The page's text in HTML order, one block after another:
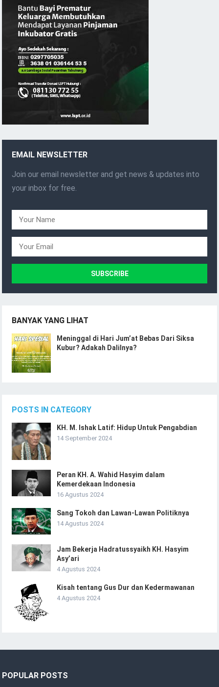
EMAIL NEWSLETTER
Join our email newsletter and get news & updates into
your inbox for free.
BANYAK YANG LIHAT
Meninggal di Hari Jum’at Bebas Dari Siksa
Kubur? Adakah Dalilnya?
POSTS IN CATEGORY
KH. M. Ishak Latif: Hidup Untuk Pengabdian
14 September 2024
Peran KH. A. Wahid Hasyim dalam
Kemerdekaan Indonesia
16 Agustus 2024
Sang Tokoh dan Lawan-Lawan Politiknya
14 Agustus 2024
Jam Bekerja Hadratussyaikh KH. Hasyim
Asy’ari
4 Agustus 2024
Kisah tentang Gus Dur dan Kedermawanan
4 Agustus 2024
POPULAR POSTS